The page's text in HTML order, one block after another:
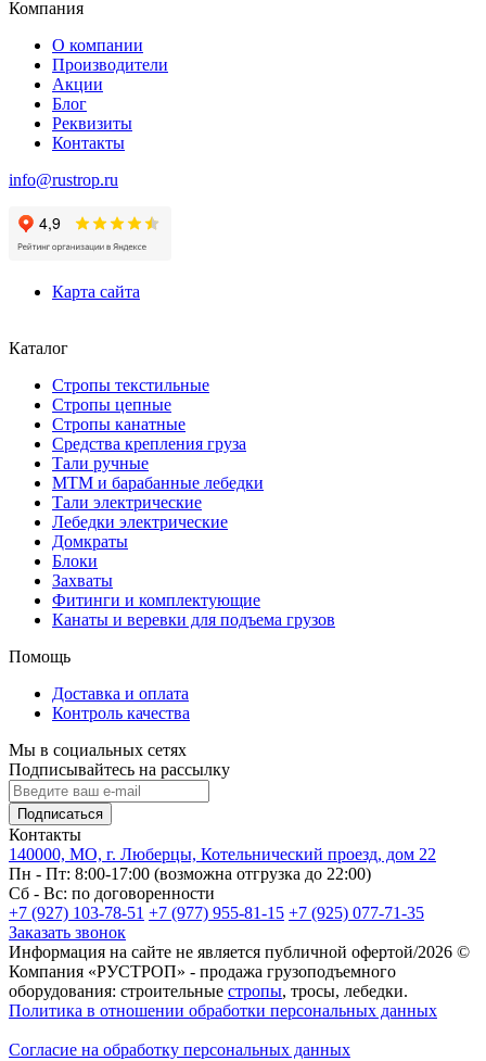
Компания
О компании
Производители
Акции
Блог
Реквизиты
Контакты
info@rustrop.ru
Карта сайта
Каталог
Стропы текстильные
Стропы цепные
Стропы канатные
Средства крепления груза
Тали ручные
МТМ и барабанные лебедки
Тали электрические
Лебедки электрические
Домкраты
Блоки
Захваты
Фитинги и комплектующие
Канаты и веревки для подъема грузов
Помощь
Доставка и оплата
Контроль качества
Мы в социальных сетях
Подписывайтесь на рассылку
Подписаться
Контакты
140000, МО, г. Люберцы, Котельнический проезд, дом 22
Пн - Пт: 8:00-17:00 (возможна отгрузка до 22:00)
Сб - Вс: по договоренности
+7 (927) 103-78-51 +7 (977) 955-81-15 +7 (925) 077-71-35
Заказать звонок
Информация на сайте не является публичной офертой/2026 ©
Компания «РУСТРОП» - продажа грузоподъемного
оборудования: строительные стропы, тросы, лебедки.
Политика в отношении обработки персональных данных
Согласие на обработку персональных данных